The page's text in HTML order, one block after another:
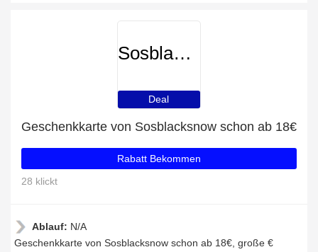
Sosblacksnow
Deal
Geschenkkarte von Sosblacksnow schon ab 18€
Rabatt Bekommen
28 klickt
Ablauf: N/A
Geschenkkarte von Sosblacksnow schon ab 18€, große €